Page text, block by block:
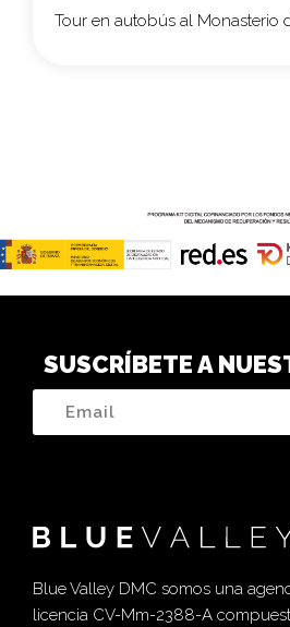
Tour en autobús al Monasterio
SUSCRÍBETE A
Blue Valley DMC somos una
licencia CV-Mm-2388-A